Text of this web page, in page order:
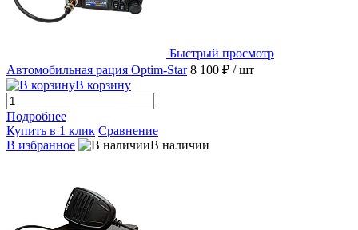
Быстрый просмотр
Автомобильная рация Optim-Star 8 100 ₽ / шт
В корзину
Подробнее
Купить в 1 клик Сравнение
В избранное
В наличии